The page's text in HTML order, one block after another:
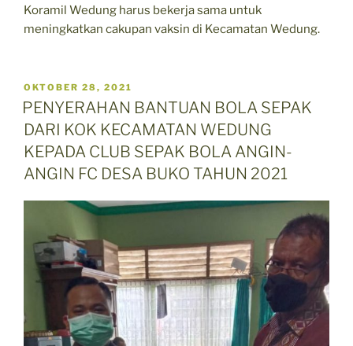
Koramil Wedung harus bekerja sama untuk
meningkatkan cakupan vaksin di Kecamatan Wedung.
POSTED
ON
OKTOBER 28, 2021
PENYERAHAN BANTUAN BOLA SEPAK
DARI KOK KECAMATAN WEDUNG
KEPADA CLUB SEPAK BOLA ANGIN-
ANGIN FC DESA BUKO TAHUN 2021